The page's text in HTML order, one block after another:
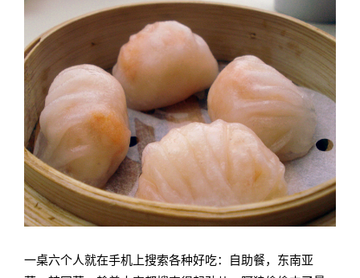
一桌六个人就在手机上搜索各种好吃：自助餐，东南亚